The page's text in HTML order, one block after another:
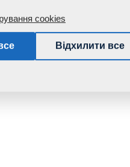
cookies
Відхилити все